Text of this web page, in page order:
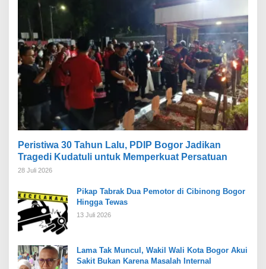
Peristiwa 30 Tahun Lalu, PDIP Bogor Jadikan
Tragedi Kudatuli untuk Memperkuat Persatuan
28 Juli 2026
Pikap Tabrak Dua Pemotor di Cibinong Bogor
Hingga Tewas
13 Juli 2026
Lama Tak Muncul, Wakil Wali Kota Bogor Akui
Sakit Bukan Karena Masalah Internal